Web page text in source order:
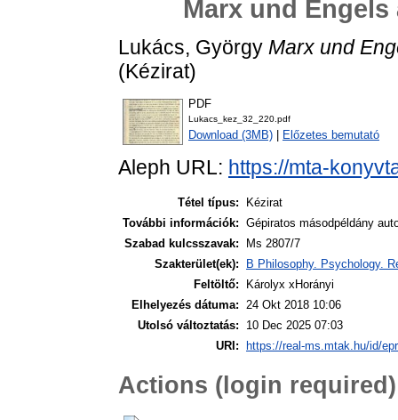
Marx und
Lukács, György Marx und
(Kézirat)
PDF
Lukacs_kez_32_220.pdf
Download (3MB) Előzetes bemutató
Aleph URL: https://mta-
Tétel típus:
Kézirat
További információk: Gépiratos másodpéldány
Szabad kulcsszavak:
Ms 2807/7
Szakterület(ek):
B Philosophy. Psychology.
Feltöltő:
Károlyx xHorányi
Elhelyezés dátuma: 24 Okt 2018 10:06
Utolsó változtatás:
10 Dec 2025 07:03
URI:
https://real-ms.mtak.hu/id/
Actions (login required)